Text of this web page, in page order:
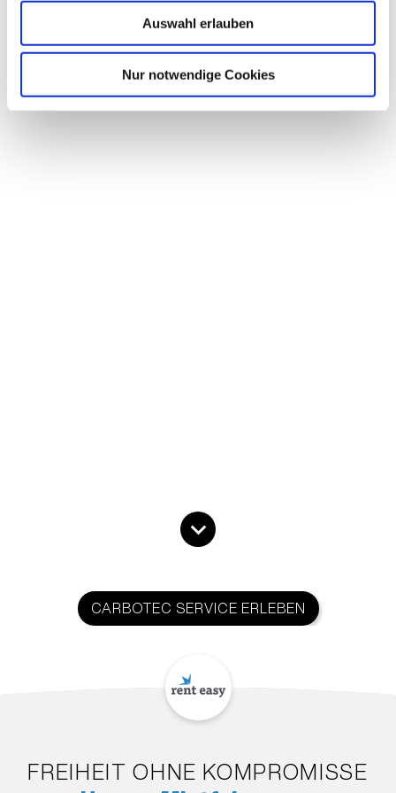
Auswahl erlauben
Nur notwendige Cookies
CARBOTEC SERVICE ERLEBEN
FREIHEIT OHNE KOMPROMISSE